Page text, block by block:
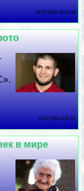
16 07 2026 18:10:18
15 07 2026 4:35:10
в мире